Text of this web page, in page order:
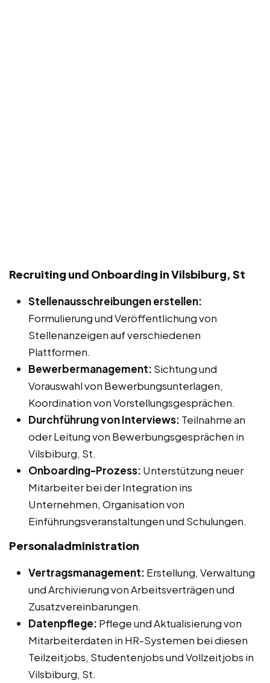
Recruiting und Onboarding in Vilsbiburg, St
Stellenausschreibungen erstellen:
Formulierung und Veröffentlichung von
Stellenanzeigen auf verschiedenen
Plattformen.
Bewerbermanagement: Sichtung und
Vorauswahl von Bewerbungsunterlagen,
Koordination von Vorstellungsgesprächen.
Durchführung von Interviews: Teilnahme an
oder Leitung von Bewerbungsgesprächen in
Vilsbiburg, St.
Onboarding-Prozess: Unterstützung neuer
Mitarbeiter bei der Integration ins
Unternehmen, Organisation von
Einführungsveranstaltungen und Schulungen.
Personaladministration
Vertragsmanagement: Erstellung, Verwaltung
und Archivierung von Arbeitsverträgen und
Zusatzvereinbarungen.
Datenpflege: Pflege und Aktualisierung von
Mitarbeiterdaten in HR-Systemen bei diesen
Teilzeitjobs, Studentenjobs und Vollzeitjobs in
Vilsbiburg, St.